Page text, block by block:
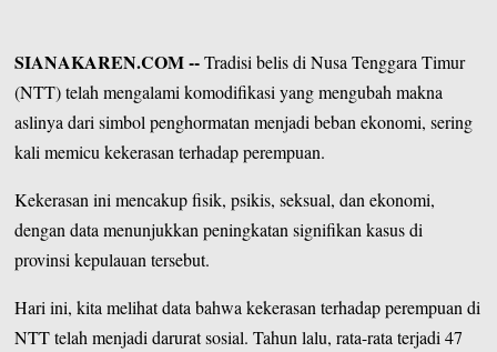
SIANAKAREN.COM--Tradisi belis diNusa Tenggara Timur
(NTT) telah mengalami komodifikasi yang mengubah makna
aslinya dari simbol penghormatan menjadi beban ekonomi, sering
kali memicu kekerasan terhadap perempuan.
Kekerasan ini mencakup fisik, psikis, seksual, dan ekonomi,
dengan data menunjukkan peningkatan signifikan kasus di
provinsi kepulauan tersebut.
Hari ini, kita melihat data bahwa kekerasan terhadap perempuan di
NTT telah menjadi darurat sosial. Tahun lalu, rata-rata terjadi 47